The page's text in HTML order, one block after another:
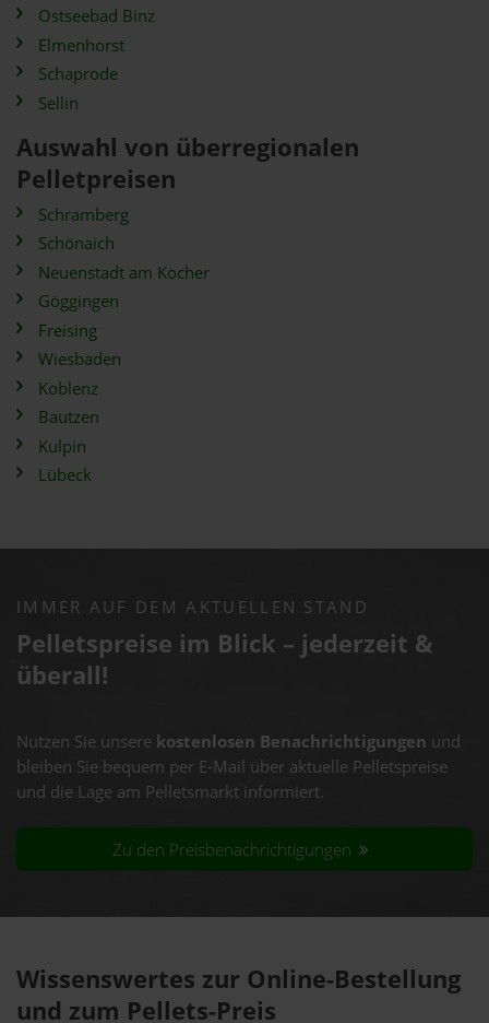
Ostseebad Binz
Elmenhorst
Schaprode
Sellin
Auswahl von überregionalen
Pelletpreisen
Schramberg
Schönaich
Neuenstadt am Kocher
Göggingen
Freising
Wiesbaden
Koblenz
Bautzen
Kulpin
Lübeck
IMMER AUF DEM AKTUELLEN STAND
Pelletspreise im Blick – jederzeit &
überall!
Nutzen Sie unsere kostenlosen Benachrichtigungen und
bleiben Sie bequem per E-Mail über aktuelle Pelletspreise
und die Lage am Pelletsmarkt informiert.
Zu den Preisbenachrichtigungen
Wissenswertes zur Online-Bestellung
und zum Pellets-Preis